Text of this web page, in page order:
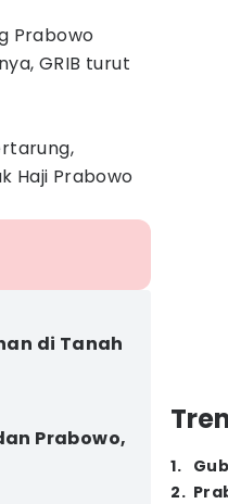
Prabowo
GRIB turut
Haji Prabowo
di Tanah
Prabowo,
1.
2.